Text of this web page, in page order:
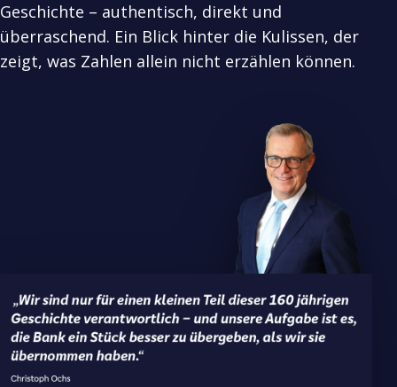
Geschichte – authentisch, direkt und
überraschend. Ein Blick hinter die Kulissen, der
zeigt, was Zahlen allein nicht erzählen können.